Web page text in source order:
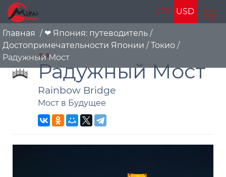
JPY USD
Главная / ❤ Япония: путеводитель /
Достопримечательности Японии / Токио /
Радужный Мост
Радужный Мост
Rainbow Bridge
Мост в Будущее